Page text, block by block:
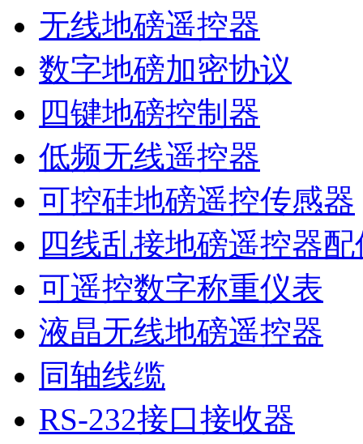
无线地磅遥控器
数字地磅加密协议
四键地磅控制器
低频无线遥控器
可控硅地磅遥控传感器
四线乱接地磅遥控器配
可遥控数字称重仪表
液晶无线地磅遥控器
同轴线缆
RS-232接口接收器